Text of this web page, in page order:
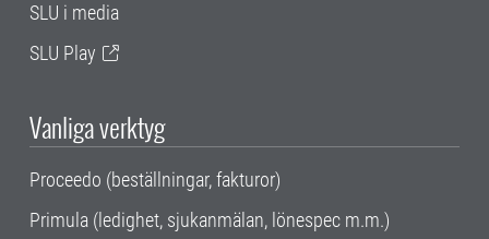
SLU i media
SLU Play
Vanliga verktyg
Proceedo (beställningar, fakturor)
Primula (ledighet, sjukanmälan, lönespec m.m.)